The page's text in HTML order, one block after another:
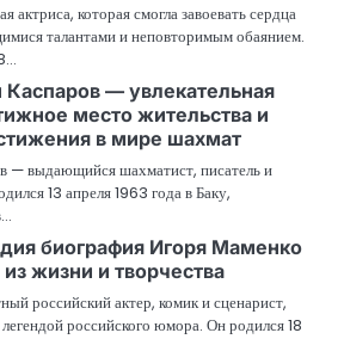
актриса, которая смогла завоевать сердца
талантами и неповторимым обаянием.
Каспаров — увлекательная
место жительства и
в мире шахмат
— выдающийся шахматист, писатель и
13 апреля 1963 года в Баку,
биография Игоря Маменко
жизни и творчества
российский актер, комик и сценарист,
российского юмора. Он родился 18